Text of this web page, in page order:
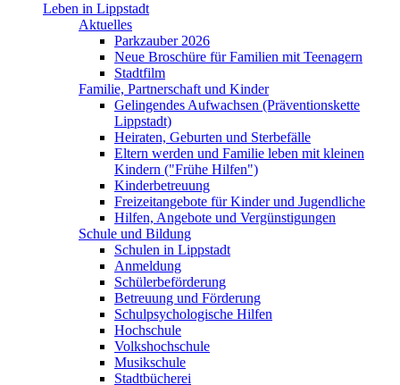
Leben in Lippstadt
Aktuelles
Parkzauber 2026
Neue Broschüre für Familien mit Teenagern
Stadtfilm
Familie, Partnerschaft und Kinder
Gelingendes Aufwachsen (Präventionskette
Lippstadt)
Heiraten, Geburten und Sterbefälle
Eltern werden und Familie leben mit kleinen
Kindern ("Frühe Hilfen")
Kinderbetreuung
Freizeitangebote für Kinder und Jugendliche
Hilfen, Angebote und Vergünstigungen
Schule und Bildung
Schulen in Lippstadt
Anmeldung
Schülerbeförderung
Betreuung und Förderung
Schulpsychologische Hilfen
Hochschule
Volkshochschule
Musikschule
Stadtbücherei